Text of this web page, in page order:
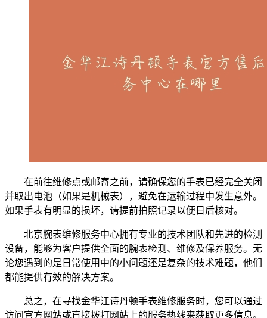
在前往维修点或邮寄之前，请确保您的手表已经完全关闭
并取出电池（如果是机械表），避免在运输过程中发生意外。
如果手表有明显的损坏，请提前拍照记录以便日后核对。
北京腕表维修服务中心拥有专业的技术团队和先进的检测
设备，能够为客户提供全面的腕表检测、维修及保养服务。无
论您遇到的是日常使用中的小问题还是复杂的技术难题，他们
都能提供有效的解决方案。
总之，在寻找金华江诗丹顿手表维修服务时，您可以通过
访问官方网站或直接拨打网站上的服务热线来获取更多信息。